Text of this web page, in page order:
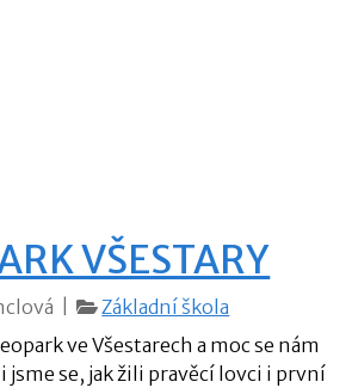
VŠESTARY
|
Základní škola
ve Všestarech a moc se nám
se, jak žili pravěcí lovci i první